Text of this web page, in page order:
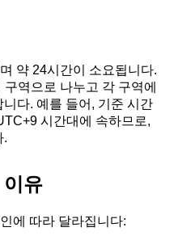
약 24시간이 소요됩니다.
역으로 나누고 각 구역에
다. 예를 들어, 기준 시간
시간대에 속하므로,
.
유
에 따라 달라집니다: